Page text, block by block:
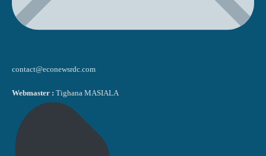
contact@econewsrdc.com
Webmaster : Tighana MASIALA